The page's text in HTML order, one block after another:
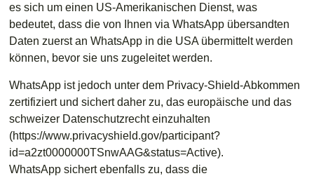
es sich um einen US-Amerikanischen Dienst, was
bedeutet, dass die von Ihnen via WhatsApp übersandten
Daten zuerst an WhatsApp in die USA übermittelt werden
können, bevor sie uns zugeleitet werden.
WhatsApp ist jedoch unter dem Privacy-Shield-Abkommen
zertifiziert und sichert daher zu, das europäische und das
schweizer Datenschutzrecht einzuhalten
(https://www.privacyshield.gov/participant?
id=a2zt0000000TSnwAAG&status=Active).
WhatsApp sichert ebenfalls zu, dass die